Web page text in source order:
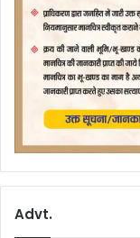
Advt.